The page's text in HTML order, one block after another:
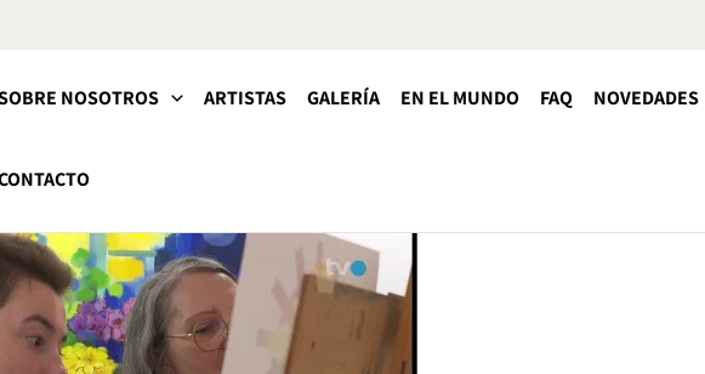
NOSOTROS ARTISTAS GALERÍA EN EL MUNDO FAQ NOVEDADES